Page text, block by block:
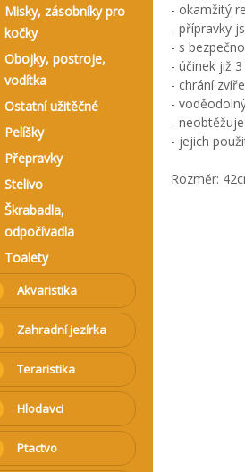
Misky, zásobníky pro
kočky
Obojky, postroje,
vodítka
Ostatní užitěčné
Pelíšky
Přepravky
Stelivo
Škrabadla,
odpočívadla
Toalety
Akvaristika
Zahradní jezírka
Teraristika
Hlodavci
Ptactvo
- okamžitý
- přípravky
- s
- účinek již
- chrání
-
-
- jejich
Rozměr: